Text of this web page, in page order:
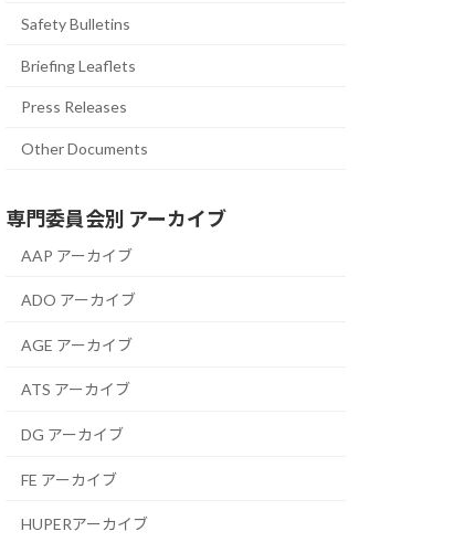
Safety Bulletins
Briefing Leaflets
Press Releases
Other Documents
専門委員会別 アーカイブ
AAP アーカイブ
ADO アーカイブ
AGE アーカイブ
ATS アーカイブ
DG アーカイブ
FE アーカイブ
HUPERアーカイブ